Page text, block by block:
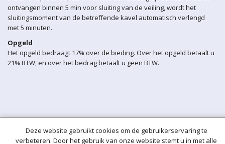
ontvangen binnen 5 min voor sluiting van de veiling, wordt het
sluitingsmoment van de betreffende kavel automatisch verlengd
met 5 minuten.
Opgeld
Het opgeld bedraagt 17% over de bieding. Over het opgeld betaalt u
21% BTW, en over het bedrag betaalt u geen BTW.
Deze website gebruikt cookies om de gebruikerservaring te
verbeteren. Door het gebruik van onze website stemt u in met alle